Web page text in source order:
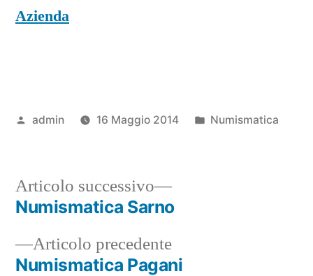
Azienda
Pubblicato
admin 16 Maggio 2014
Pubblicato
Numismatica
Navigazione
articoli
Articolo precedenteArticolo
precedente:
Numismatica Pagani
Articolo successivo
Articolo
successivo:
Numismatica Sarno